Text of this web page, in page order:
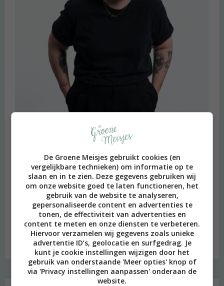
beeld: Ari Versluis
Hi, ik ben Merel! Ik neem je graag mee in mijn persoonlijke
onderzoek naar een duurzame en meer bewuste leefstijl.
Welkom op mijn blog!
De Groene Meisjes gebruikt cookies (en
vergelijkbare technieken) om informatie op te
slaan en in te zien. Deze gegevens gebruiken wij
om onze website goed te laten functioneren, het
gebruik van de website te analyseren,
gepersonaliseerde content en advertenties te
tonen, de effectiviteit van advertenties en
content te meten en onze diensten te verbeteren.
Hiervoor verzamelen wij gegevens zoals unieke
advertentie ID’s, geolocatie en surfgedrag. Je
kunt je cookie instellingen wijzigen door het
gebruik van onderstaande 'Meer opties' knop of
via 'Privacy instellingen aanpassen' onderaan de
website.